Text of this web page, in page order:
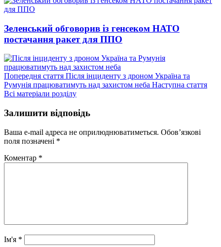
Зеленський обговорив із генсеком НАТО
постачання ракет для ППО
Попередня стаття Попередній
запис:
Після інциденту з дроном Україна та
Румунія працюватимуть над захистом неба Наступна стаття
Всі матеріали розділу
Залишити відповідь
Ваша e-mail адреса не оприлюднюватиметься. Обов’язкові
поля позначені *
Коментар *
Ім'я *